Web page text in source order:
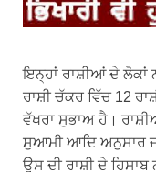
ਇਨ੍ਹਾਂ ਰਾਸ਼ੀਆਂ ਦੇ ਲੋਕਾਂ
ਰਾਸ਼ੀ ਚੱਕਰ ਵਿੱਚ 12
ਵੱਖਰਾ ਸੁਭਾਅ ਹੈ।
ਸੁਆਮੀ ਆਦਿ ਅਨੁਸਾਰ
ਉਸ ਦੀ ਰਾਸ਼ੀ ਦੇ